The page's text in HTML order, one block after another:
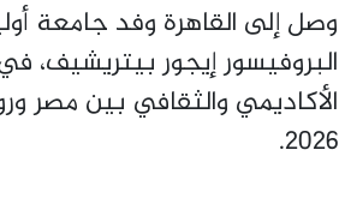
وصل إلى القاهرة وفد جامعة
البروفيسور إيجور بيتريشيف،
الأكاديمي والثقافي بين مصر
2026.